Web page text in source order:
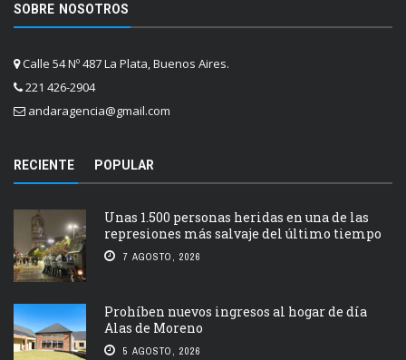
SOBRE NOSOTROS
Calle 54 Nº 487 La Plata, Buenos Aires.
221 426-2904
andaragencia@gmail.com
RECIENTE POPULAR
Unas 1.500 personas heridas en una de las
represiones más salvaje del último tiempo
7 AGOSTO, 2026
Prohíben nuevos ingresos al hogar de día
Alas de Moreno
5 AGOSTO, 2026